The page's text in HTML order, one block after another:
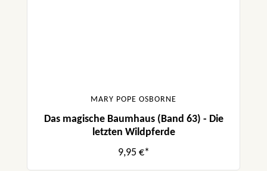
MARY POPE OSBORNE
Das magische Baumhaus (Band 63) - Die
letzten Wildpferde
9,95 €*